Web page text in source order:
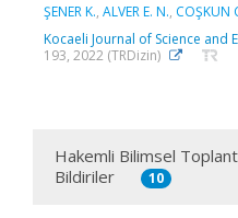
ŞENER K., ALVER E. N., COŞKUN
Kocaeli Journal of Science and
193, 2022 (TRDizin)
Hakemli Bilimsel
Bildiriler
10